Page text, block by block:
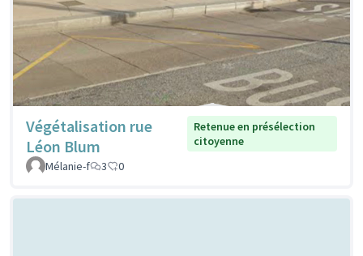
Végétalisation rue
Léon Blum
Retenue en présélection
citoyenne
Mélanie-f
3 0